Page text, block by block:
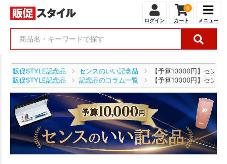
ログイン
0
カート メニュー
販促STYLE記念品 センスのいい記念品
【予算10000円】セン
販促STYLE記念品
記念品のコラム一覧 【予算10000円】セン